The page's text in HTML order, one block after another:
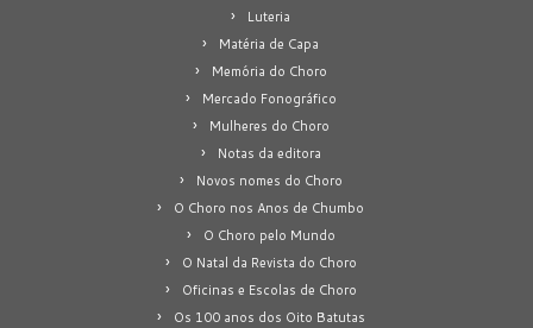
Luteria
Matéria de Capa
Memória do Choro
Mercado Fonográfico
Mulheres do Choro
Notas da editora
Novos nomes do Choro
O Choro nos Anos de Chumbo
O Choro pelo Mundo
O Natal da Revista do Choro
Oficinas e Escolas de Choro
Os 100 anos dos Oito Batutas